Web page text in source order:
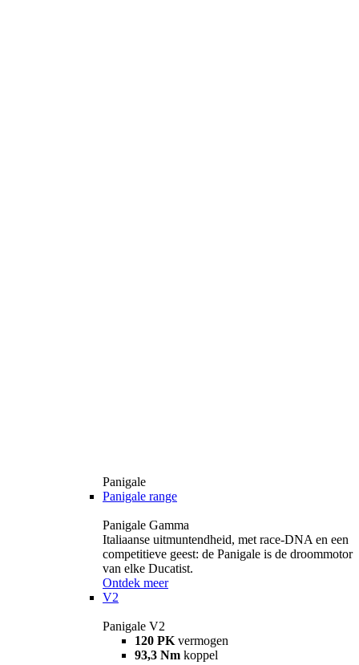
Panigale
Panigale range
Panigale Gamma
Italiaanse uitmuntendheid, met race-DNA en een
competitieve geest: de Panigale is de droommotor
van elke Ducatist.
Ontdek meer
V2
Panigale V2
120 PK vermogen
93,3 Nm koppel